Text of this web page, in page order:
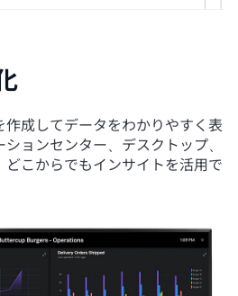
成してデータをわかりやすく表
ョンセンター、デスクトップ、
こからでもインサイトを活用で